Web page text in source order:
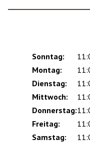
Day
Time
slot
Comment
Sonntag:
Montag:
Dienstag:
Mittwoch:
Donnerstag:
Freitag:
Samstag: